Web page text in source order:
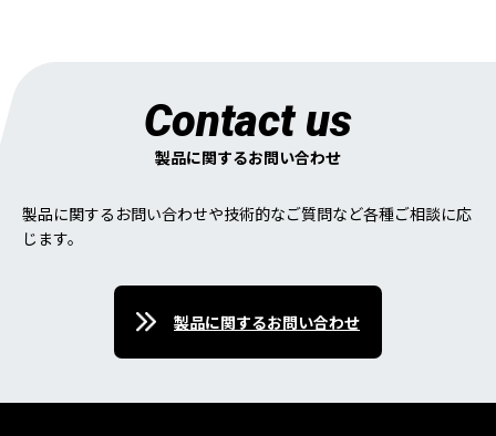
Contact us
製品に関するお問い合わせ
製品に関するお問い合わせや技術的なご質問など各種ご相談に応
じます。
製品に関するお問い合わせ